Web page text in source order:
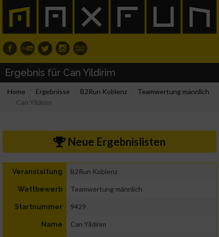
Ergebnis für Can Yildirim
Home Ergebnisse B2Run Koblenz
Teamwertung männlich
Can Yildirim
Neue Ergebnislisten
Veranstaltung B2Run Koblenz
Wettbewerb Teamwertung männlich
Startnummer 9429
Name Can Yildirim